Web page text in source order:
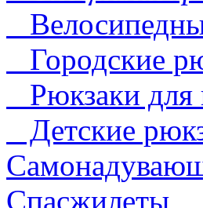
Городские
Рюкзаки для
Детские
Спасжилеты